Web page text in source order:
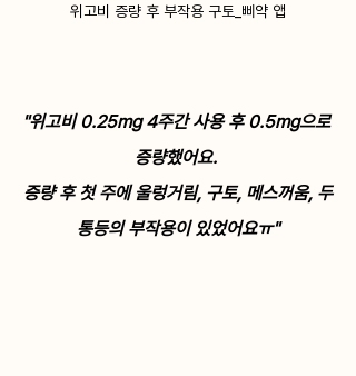
위고비 증량 후 부작용 구토_삐약 앱
"위고비 0.25mg 4주간 사용 후 0.5mg으로
증량했어요.
증량 후 첫 주에 울렁거림, 구토, 메스꺼움, 두
통등의 부작용이 있었어요ㅠ"